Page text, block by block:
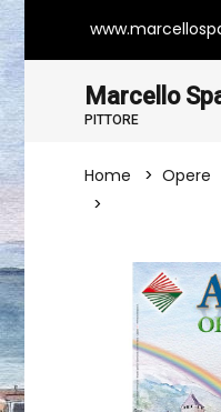
Marcello
PITTORE
Home
Opere